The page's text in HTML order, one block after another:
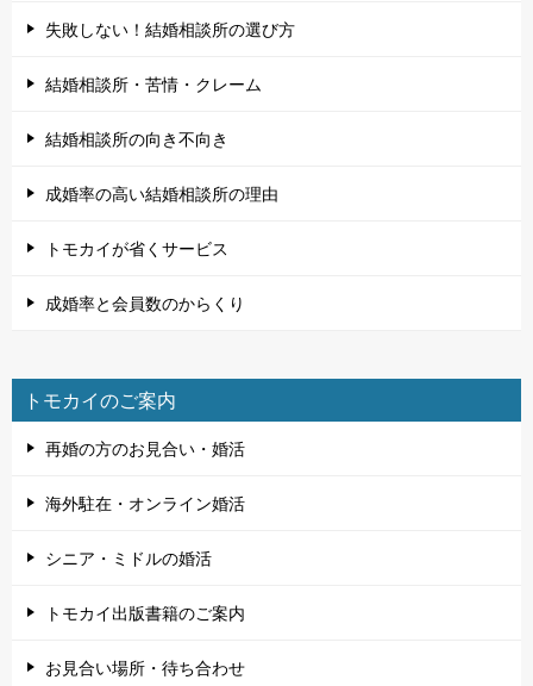
失敗しない！結婚相談所の選び方
結婚相談所・苦情・クレーム
結婚相談所の向き不向き
成婚率の高い結婚相談所の理由
トモカイが省くサービス
成婚率と会員数のからくり
トモカイのご案内
再婚の方のお見合い・婚活
海外駐在・オンライン婚活
シニア・ミドルの婚活
トモカイ出版書籍のご案内
お見合い場所・待ち合わせ